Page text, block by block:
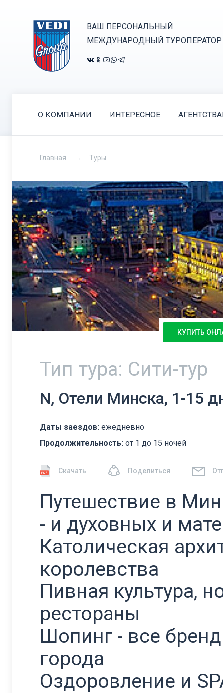
ВАШ ПЕРСОНАЛЬНЫЙ
МЕЖДУНАРОДНЫЙ ТУРОПЕРАТОР
О КОМПАНИИ ИНТЕРЕСНОЕ
Главная Туры
КУПИТЬ
Тип тура: Сити-тур
N, Отели Минска, 1-15
Даты заездов: ежедневно
Продолжительность: от 1 до 15 ночей
Скачать Поделиться
Путешествие в
- и духовных и
Католическая
королевства
Пивная культура,
рестораны
Шопинг - все
города
Оздоровление и